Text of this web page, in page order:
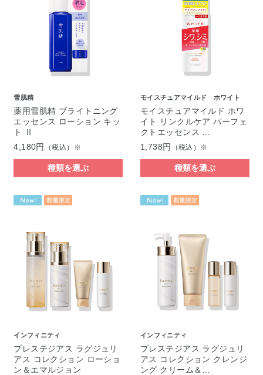
雪肌精
薬用雪肌精 ブライトニング
エッセンス ローション キッ
ト Ⅱ
4,180円
（税込）※
種類を選ぶ
モイスチュアマイルド ホワイト
モイスチュアマイルド ホワ
イト リンクルケア パーフェ
クトエッセンス …
1,738円
（税込）※
種類を選ぶ
インフィニティ
プレステジアス ラグジュリ
アス コレクション ローショ
ン＆エマルジョン
インフィニティ
プレステジアス ラグジュリ
アス コレクション クレンジ
ング クリーム＆…